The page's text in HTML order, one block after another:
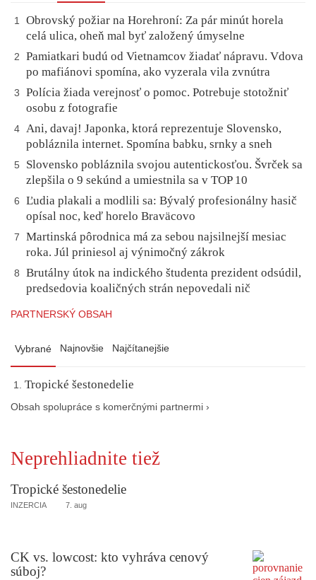
1
Obrovský požiar na Horehroní: Za pár minút horela
celá ulica, oheň mal byť založený úmyselne
2
Pamiatkari budú od Vietnamcov žiadať nápravu. Vdova
po mafiánovi spomína, ako vyzerala vila zvnútra
3
Polícia žiada verejnosť o pomoc. Potrebuje stotožniť
osobu z fotografie
4 Ani, davaj! Japonka, ktorá reprezentuje Slovensko,
pobláznila internet. Spomína babku, srnky a sneh
5
Slovensko pobláznila svojou autentickosťou. Švrček sa
zlepšila o 9 sekúnd a umiestnila sa v TOP 10
6
Ľudia plakali a modlili sa: Bývalý profesionálny hasič
opísal noc, keď horelo Braväcovo
7
Martinská pôrodnica má za sebou najsilnejší mesiac
roka. Júl priniesol aj výnimočný zákrok
8
Brutálny útok na indického študenta prezident odsúdil,
predsedovia koaličných strán nepovedali nič
PARTNERSKÝ OBSAH
Vybrané Najnovšie Najčítanejšie
Tropické šestonedelie
Obsah spolupráce s komerčnými partnermi ›
Neprehliadnite tiež
Tropické šestonedelie
INZERCIA 7. aug
CK vs. lowcost: kto vyhráva cenový
súboj?